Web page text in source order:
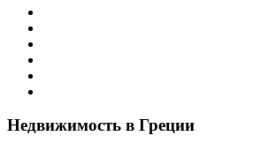
Недвижимость в Греции